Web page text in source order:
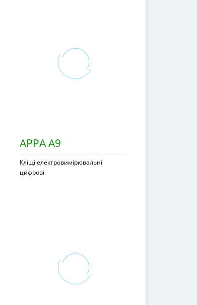
APPA A9
Кліщі електровимірювальні
цифрові